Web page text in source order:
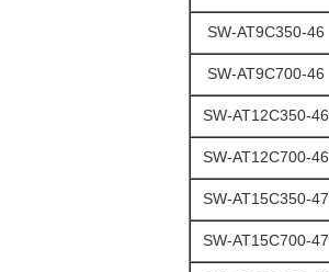
SW-AT9C350-46
SW-AT9C700-46
SW-AT12C350-46
SW-AT12C700-46
SW-AT15C350-47
SW-AT15C700-47